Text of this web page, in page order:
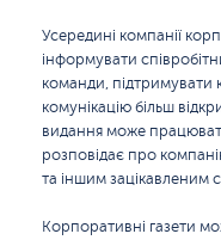
Усередині компанії
інформувати
команди, підтримувати
комунікацію більш
видання може
розповідає про
та іншим зацікавленим
Корпоративні газети